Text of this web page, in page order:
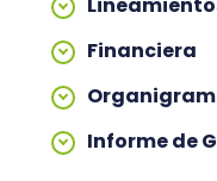
Financiera
Informe de